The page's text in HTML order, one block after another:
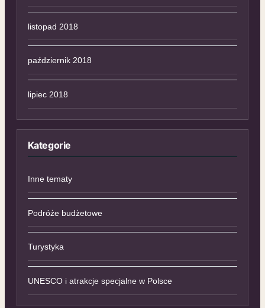
listopad 2018
październik 2018
lipiec 2018
Kategorie
Inne tematy
Podróże budżetowe
Turystyka
UNESCO i atrakcje specjalne w Polsce